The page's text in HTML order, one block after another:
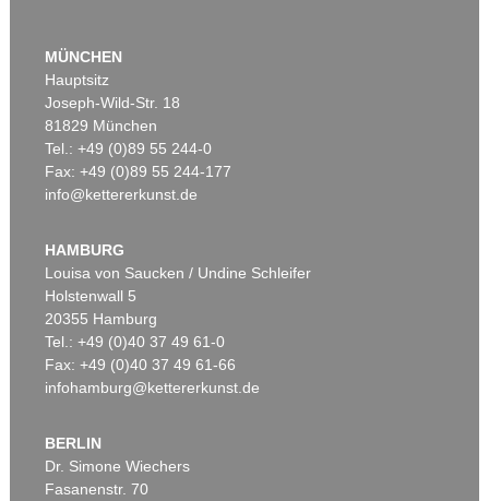
Auktion 434 - Lot 510
Ergebnis:€ 21.600
MÜNCHEN
Hauptsitz
Joseph-Wild-Str. 18
81829 München
Tel.: +49 (0)89 55 244-0
Fax: +49 (0)89 55 244-177
info@kettererkunst.de
HAMBURG
Louisa von Saucken / Undine Schleifer
Holstenwall 5
20355 Hamburg
Tel.: +49 (0)40 37 49 61-0
Fax: +49 (0)40 37 49 61-66
infohamburg@kettererkunst.de
BERLIN
Dr. Simone Wiechers
Fasanenstr. 70